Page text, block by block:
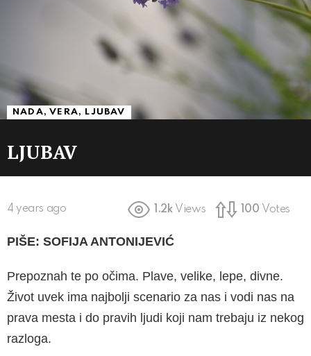
NADA, VERA, LJUBAV
LJUBAV
4 years ago 1.2k Views 100 Votes
PIŠE: SOFIJA ANTONIJEVIĆ
Prepoznah te po očima. Plave, velike, lepe, divne.
Život uvek ima najbolji scenario za nas i vodi nas na
prava mesta i do pravih ljudi koji nam trebaju iz nekog
razloga.